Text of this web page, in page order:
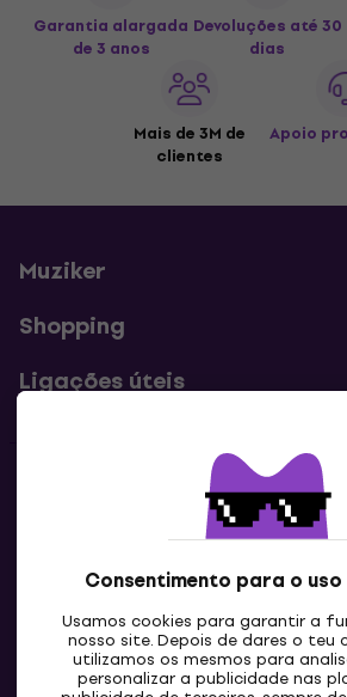
Consentimento para o
Usamos cookies para garantir a
nosso site. Depois de dares o teu
utilizamos os mesmos para
personalizar a publicidade nas
Garantia alargada
de 3 anos
Devoluções até 30
dias
Mais de 3M de
clientes
Apoio
Muziker
Shopping
Ligações úteis
Contatos
Contacta-nos